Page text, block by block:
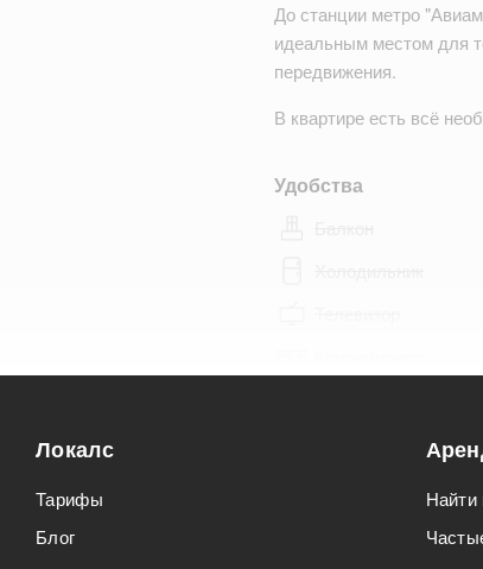
До станции метро
идеальным местом для
передвижения.
В квартире есть всё
Удобства
Локалс
Тарифы
Блог
Найти